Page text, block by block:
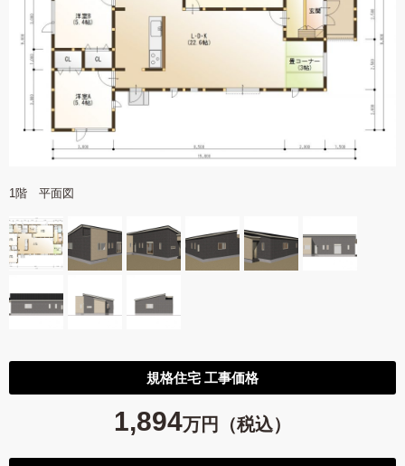
1階 平面図
規格住宅 工事価格
1,894万円（税込）